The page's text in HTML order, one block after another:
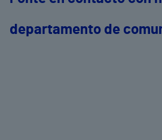
departamento de